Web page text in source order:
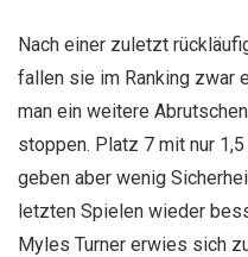
Nach einer zuletzt
fallen sie im Ranking zwar
man ein weitere
stoppen. Platz 7 mit nur
geben aber wenig
letzten Spielen wieder
Myles Turner erwies sich